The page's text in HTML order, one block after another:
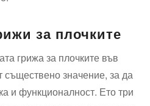
за плочките
грижа за плочките във
значение, за да
и функционалност. Ето три